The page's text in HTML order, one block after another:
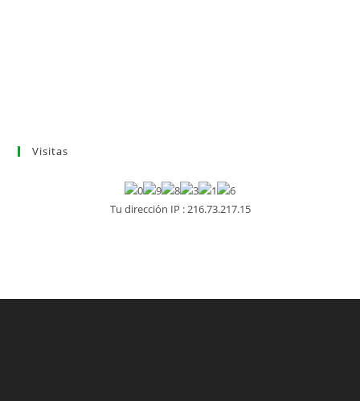
Visitas
Tu dirección IP : 216.73.217.15